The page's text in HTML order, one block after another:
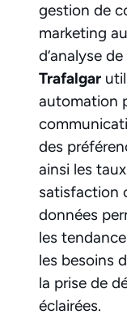
gestion de
marketing
d’analyse
Trafalgar
automation
des
ainsi les
satisfaction
données
les
les besoins
la prise de
éclairées.